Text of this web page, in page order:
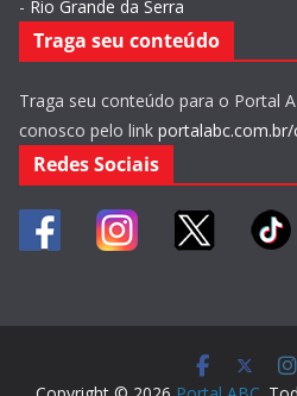
- Rio Grande da Serra
Traga seu conteúdo
Traga seu conteúdo para o Portal
conosco pelo link
Redes Sociais